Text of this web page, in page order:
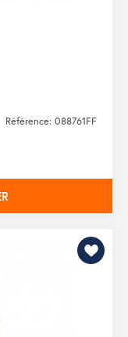
Référence: 088761FF